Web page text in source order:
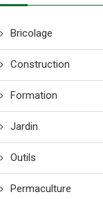
Bricolage
Construction
Formation
Jardin
Outils
Permaculture